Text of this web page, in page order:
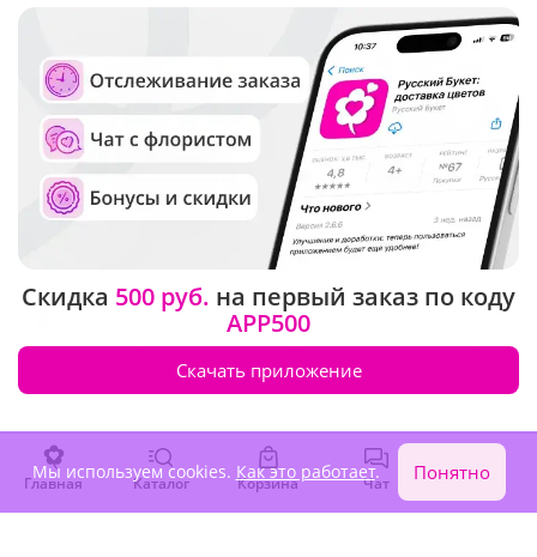
Композиция "Любовь с
16 790 ₽
Букет "Морозные узоры"
5 690 ₽
Главная Каталог Корзина Чат Войти
Скидка 500 руб. на первый заказ по коду
APP500
Скачать приложение
Мы используем cookies. Как это работает. Понятно